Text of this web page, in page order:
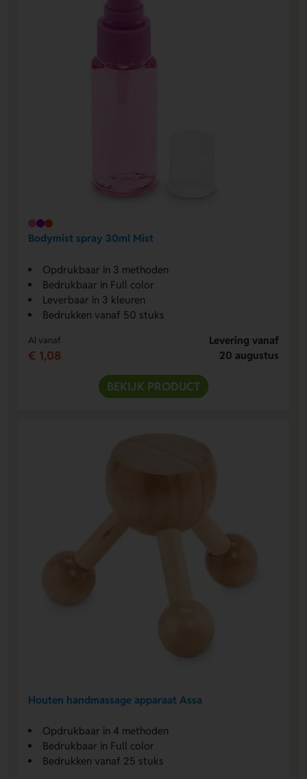
Bodymist spray 30ml Mist
Opdrukbaar in 3 methoden
Bedrukbaar in Full color
Leverbaar in 3 kleuren
Bedrukken vanaf 50 stuks
Al vanaf
€ 1,08
Levering vanaf
20 augustus
BEKIJK PRODUCT
Houten handmassage apparaat Assa
Opdrukbaar in 4 methoden
Bedrukbaar in Full color
Bedrukken vanaf 25 stuks